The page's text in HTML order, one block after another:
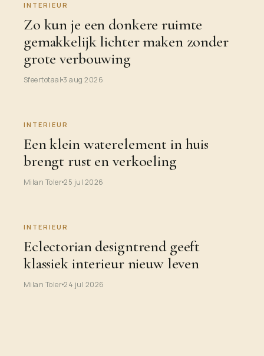
INTERIEUR
Zo kun je een donkere ruimte
gemakkelijk lichter maken zonder
grote verbouwing
Sfeertotaal3 aug 2026
INTERIEUR
Een klein waterelement in huis
brengt rust en verkoeling
Milan Toler25 jul 2026
INTERIEUR
Eclectorian designtrend geeft
klassiek interieur nieuw leven
Milan Toler24 jul 2026